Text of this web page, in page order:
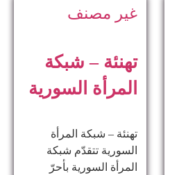
غير مصنف
تهنئة – شبكة
المرأة السورية
تهنئة – شبكة المرأة
السورية تتقدّم شبكة
المرأة السورية بأحرّ